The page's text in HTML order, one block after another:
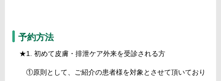
予約方法
★1. 初めて皮膚・排泄ケア外来を受診される方
①原則として、ご紹介の患者様を対象とさせて頂いており